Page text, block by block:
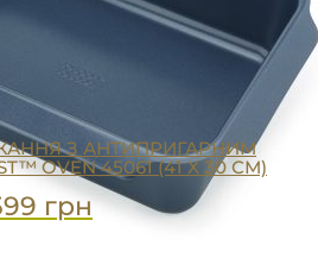
З АНТИПРИГАРНИМ
OVEN 45061 (41 X 30 СМ)
грн